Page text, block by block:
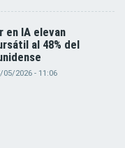
en IA elevan
al 48% del
05/2026 - 11:06